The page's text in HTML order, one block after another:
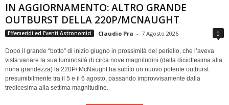
IN AGGIORNAMENTO: ALTRO GRANDE
OUTBURST DELLA 220P/MCNAUGHT
Effemeridi ed Eventi Astronomici Claudio Pra - 7 Agosto 2026 0
Dopo il grande “botto” di inizio giugno in prossimità del perielio, che l’aveva
vista variare la sua luminosità di circa nove magnitudini (dalla diciottesima alla
nona grandezza) la 220P/ McNaught ha subìto un nuovo potente outburst
presumibilmente tra il 5 e il 6 agosto, passando improvvisamente dalla
tredicesima alla settima magnitudine.